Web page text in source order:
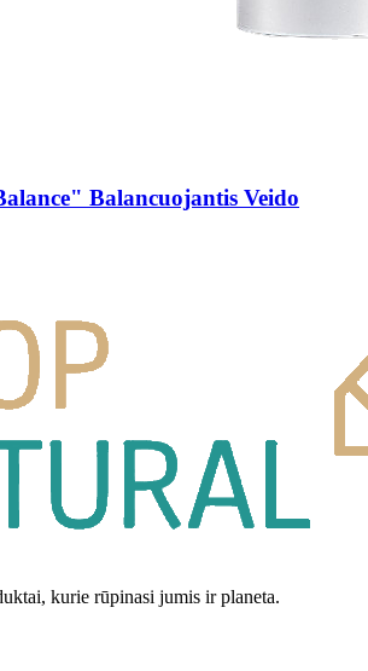
Balancuojantis Veido
kurie rūpinasi jumis ir planeta.